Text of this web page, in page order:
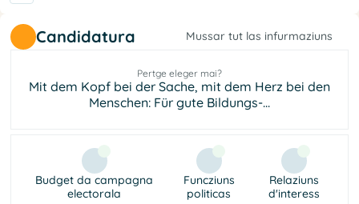
Candidatura Mussar tut las infurmaziuns
Pertge eleger mai?
Mit dem Kopf bei der Sache, mit dem Herz bei den
Menschen: Für gute Bildungs-...
Budget da campagna
electorala
Funcziuns
politicas
Relaziuns
d'interess